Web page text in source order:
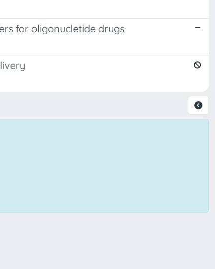
for oligonucletide drugs